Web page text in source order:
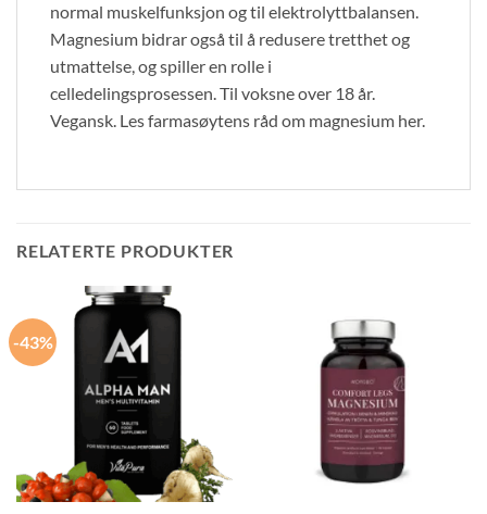
normal muskelfunksjon og til elektrolyttbalansen.
Magnesium bidrar også til å redusere tretthet og
utmattelse, og spiller en rolle i
celledelingsprosessen. Til voksne over 18 år.
Vegansk. Les farmasøytens råd om magnesium her.
RELATERTE PRODUKTER
-43%